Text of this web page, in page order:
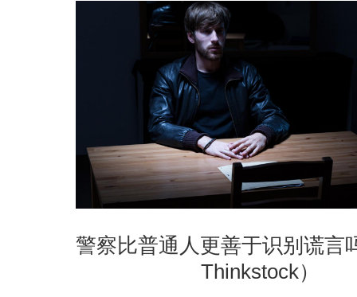
警察比普通人更善于识别谎言
Thinkstock）